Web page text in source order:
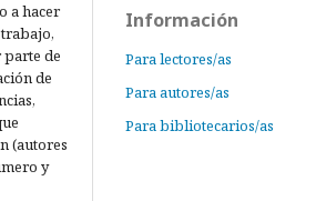
a hacer
de
de
(autores
y
Información
Para lectores/as
Para autores/as
Para bibliotecarios/as